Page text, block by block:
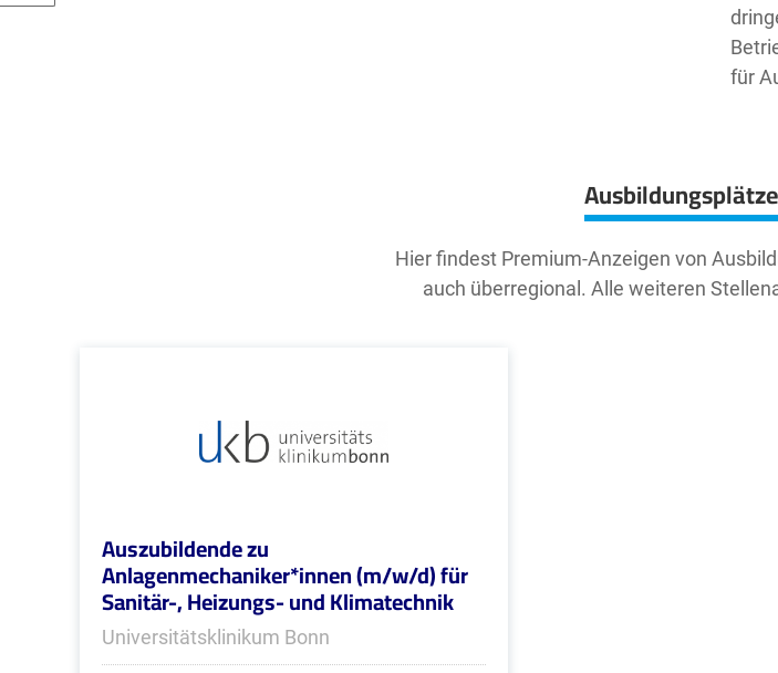
für
Hier findest Premium-Anzeigen von
auch überregional. Alle weiteren
Auszubildende zu
Anlagenmechaniker*innen (m/w/d) für
Sanitär-, Heizungs- und Klimatechnik
Universitätsklinikum Bonn